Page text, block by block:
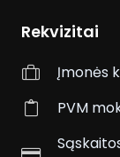
Rekvizitai
Įmonės
PVM